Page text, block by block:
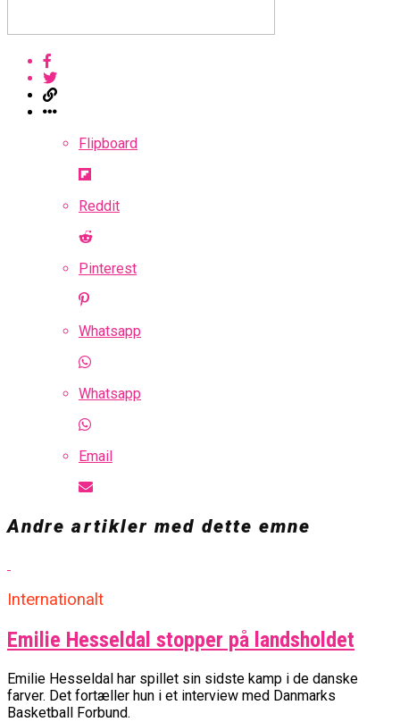
Flipboard
Reddit
Pinterest
Whatsapp
Whatsapp
Email
Andre artikler med dette emne
Internationalt
Emilie Hesseldal stopper på landsholdet
Emilie Hesseldal har spillet sin sidste kamp i de danske
farver. Det fortæller hun i et interview med Danmarks
Basketball Forbund.